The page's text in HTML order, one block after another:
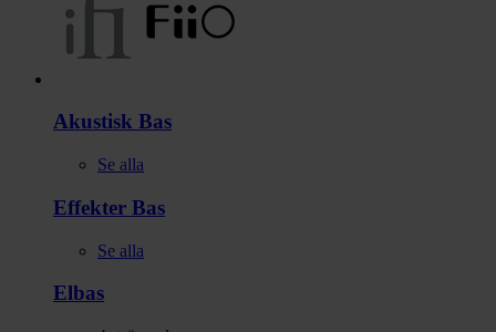
Akustisk Bas
Se alla
Effekter Bas
Se alla
Elbas